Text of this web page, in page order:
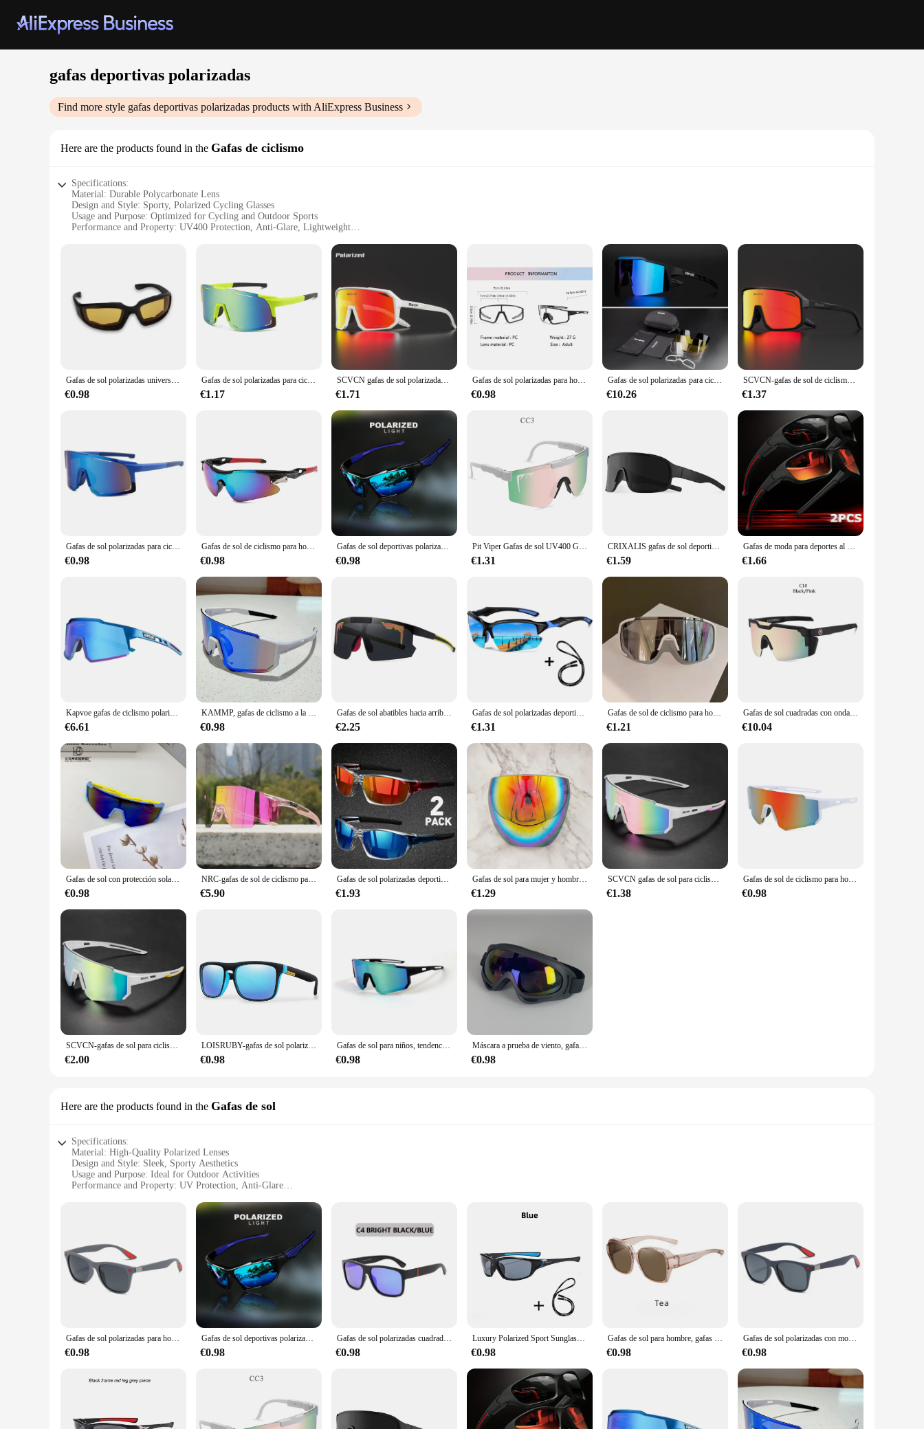
gafas deportivas polarizadas
Find more style gafas deportivas polarizadas products with AliExpress Business
Here are the products found in the Gafas de ciclismo
Specifications:
Material: Durable Polycarbonate Lens
Design and Style: Sporty, Polarized Cycling Glasses
Usage and Purpose: Optimized for Cycling and Outdoor Sports
Performance and Property: UV400 Protection, Anti-Glare, Lightweight
**Enhanced Visual Clarity and Protection**
The gafas deportivas polarizadas are meticulously crafted to enhance your visual clarity and protect your eyes from harmful UV rays. The polarized lenses reduce glare, allowing you to focus on the
road ahead, while the UV400 protection shields your eyes from the sun's harmful effects. The lightweight design ensures that you can wear them comfortably for extended periods, making them ideal
for both casual and competitive cyclists.
These gafas de ciclismo are not just about style; they are designed with practicality in mind. The sporty design complements any cycling outfit, while the ergonomic fit ensures a snug and secure fit,
minimizing the risk of slippage during intense cycling sessions. The included microfiber pouch and cleaning cloth make it easy to maintain the glasses' pristine condition, making them a practical
**Perfect for Cycling Enthusiasts and Wholesale Vendors**
sale, providing you with a ready-to-sell product that caters to the needs of cyclists and outdoor sports enthusiasts. The durable construction and practical features make them a reliable choice for both
personal use and resale, ensuring that your customers receive a product that meets their expectations.
Gafas de sol polarizadas universales para motocicleta, protección ocular a prueba de viento, UV400, lente transparente antivaho
€0.98
Gafas de sol polarizadas para ciclismo, lentes a prueba de viento, protección UV, para hombre y mujer
€1.17
SCVCN gafas de sol polarizadas para hombres MTB gafas de ciclismo deportes al aire libre bicicleta UV400 gafas mujeres bicicleta de carretera gafas de ciclismo nuevo
€1.71
Gafas de sol polarizadas para hombre y mujer, lentes deportivas con protección UV para bicicleta de montaña, equipo de ciclismo
€0.98
Gafas de sol polarizadas para ciclismo, lentes para bicicleta de montaña y carretera, UV400, para hombre y mujer
€10.26
SCVCN-gafas de sol de ciclismo para hombre y mujer, lentes de sol con protección UV400 para deportes al aire libre, MTB, ciclismo, senderismo
€1.37
Gafas de sol polarizadas para ciclismo, lentes a prueba de viento, protección UV, para hombre y mujer
€0.98
Gafas de sol de ciclismo para hombre y mujer, lentes polarizadas deportivas para exteriores, gafas de bicicleta a prueba de viento
€0.98
Gafas de sol deportivas polarizadas con protección UV para hombre y mujer, lentes personalizadas con montura redonda de Metal, UV400
€0.98
Pit Viper Gafas de sol UV400 Gafas de sol Hombres Mujeres Adultos Gafas al aire libre Gafas deportivas Mtb Shades sin caja
€1.31
CRIXALIS gafas de sol deportivas al aire libre para hombres y mujeres moda senderismo ciclismo gafas de sol gafas masculinas Shdes espejo antideslumbrante UV400
€1.59
Gafas de moda para deportes al aire libre para hombre y mujer, lentes polarizadas con diseño envolvente de fantasía avanzada, para ciclismo, pesca, senderismo y Golf, 2 piezas
€1.66
Kapvoe gafas de ciclismo polarizadas MTB gafas de bicicleta de carretera protección UV400 gafas de sol ultraligeras equipo de gafas deportivas
€6.61
KAMMP, gafas de ciclismo a la moda, decoración de gran tamaño, gafas de sol deportivas anti UV para mujer, gafas de sol de diseño de marca para exteriores para hombre para senderismo
€0.98
Gafas de sol abatibles hacia arriba para deportes al aire libre Pit Viper, gafas de sol para ciclismo para hombre y mujer, gafas de sol UV400, gafas de sol para mujer, gafas de béisbol
€2.25
Gafas de sol polarizadas deportivas de moda para hombres y mujeres ciclismo correr pesca gafas de sol ligeras al aire libre
€1.31
Gafas de sol de ciclismo para hombre y mujer, lentes deportivas para bicicleta de montaña y carretera, novedad
€1.21
Gafas de sol cuadradas con ondas de calor para hombre y mujer, lentes de sol de marca de lujo, de alta calidad, UV400
€10.04
Gafas de sol con protección solar UV para niños, versión coreana de gafas de moda para deportes al aire libre
€0.98
NRC-gafas de sol de ciclismo para hombre y mujer, lentes deportivas para bicicleta de montaña, pesca, senderismo, UV400 TR90
€5.90
Gafas de sol polarizadas deportivas para hombre, lentes de sol ligeras con visión nocturna, adecuadas para ciclismo, conducción y pesca, 2 pares
€1.93
Gafas de sol para mujer y hombre, gafas protectoras con protección facial, lentes esféricas cubiertas de cara completa, gafas de sol de seguridad antiespionaje para hombre
€1.29
SCVCN gafas de sol para ciclismo al aire libre para hombre y mujer, lentes deportivas para bicicleta de montaña, escalada, pesca, UV400
€1.38
Gafas de sol de ciclismo para hombre y mujer, lentes polarizadas con protección UV, a prueba de viento, para bicicleta de carretera
€0.98
SCVCN-gafas de sol para ciclismo al aire libre para hombre y mujer, lentes deportivas para bicicleta de montaña, escalada, pesca, UV400
€2.00
LOISRUBY-gafas de sol polarizadas para ciclismo para hombre, lentes de sol de marca que cambian de Color para conducir en coche, bicicleta, motocicleta, marco cuadrado, Festival Hinking
€0.98
Gafas de sol para niños, tendencia de moda para niños, gafas de sol para ciclismo al aire libre, protección UV para niñas, lentes coloridas, gafas deportivas para niños
€0.98
Máscara a prueba de viento, gafas HD para motocicleta, deportes al aire libre, equitación, Motocross, protección UV, gafas de sol de verano
€0.98
Here are the products found in the Gafas de sol
Specifications:
Material: High-Quality Polarized Lenses
Design and Style: Sleek, Sporty Aesthetics
Usage and Purpose: Ideal for Outdoor Activities
Performance and Property: UV Protection, Anti-Glare
Shape or Size or Weight or Quantity: Lightweight, Comfortable Fit
**Enhanced Visual Clarity and Protection**
Step up your game with the gafas deportivas polarizadas, designed to provide crystal-clear vision and superior protection from the sun's harmful rays. The high-quality polarized lenses not only reduce
glare, making it easier to see in bright conditions, but also offer UV protection, ensuring your eyes are shielded from the sun's harsh effects. Whether you're hitting the beach, hiking, or engaging in
any outdoor sport, these gafas de sol are your go-to accessory for enhanced visual clarity and comfort.
**Durable and Stylish Design**
The gafas deportivas polarizadas are not just about performance; they also boast a sleek, sporty design that complements any active lifestyle. The lightweight frames are crafted to fit comfortably on a
variety of face shapes, making them suitable for both men and women. The gafas de sol come with a stylish case, making them a practical choice for those on the move. Their durable construction
ensures they can withstand the rigors of daily use, making them a reliable companion for all your outdoor adventures.
**Versatile and Convenient**
gafas de sol provide the perfect blend of style and functionality. The wholesale and vendor options make them an excellent choice for retailers looking to stock high-quality, stylish eyewear for their
customers. With the option to purchase in sets, these gafas de sol are an ideal choice for businesses or individuals looking to stock up on a reliable and fashionable eyewear option.
Gafas de sol polarizadas para hombre, lentes de visión nocturna con montura de PC, para deportes al aire libre, para Conductor de día y noche
€0.98
Gafas de sol deportivas polarizadas con protección UV para hombre y mujer, lentes personalizadas con montura redonda de Metal, UV400
€0.98
Gafas de sol polarizadas cuadradas de moda para hombres y mujeres, gafas de sol masculinas de plástico Vintage, elegantes tonos deportivos negros, UV400
€0.98
Luxury Polarized Sport Sunglasses With Chain For Men Women Fishing Hiking Anti-glare Sun Glasses Brand Designer Eyewear UV400
€0.98
Gafas de sol para hombre, gafas graduadas, gafas cuadradas aptas para gafas, gafas de sol polarizadas UV400 para conducir
€0.98
Gafas de sol polarizadas con montura de PC para hombre, lentes de sol deportivas para exteriores, gafas de día y noche para conductor
€0.98